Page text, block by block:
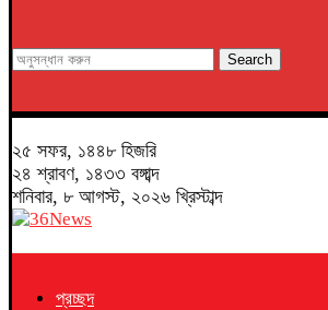
Search
২৫ সফর, ১৪৪৮ হিজরি
২৪ শ্রাবণ, ১৪৩৩ বঙ্গাব্দ
শনিবার, ৮ আগস্ট, ২০২৬ খ্রিস্টাব্দ
প্রচ্ছদ